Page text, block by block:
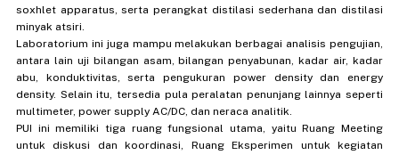
soxhlet apparatus, serta perangkat distilasi sederhana dan distilasi
minyak atsiri.
Laboratorium ini juga mampu melakukan berbagai analisis pengujian,
antara lain uji bilangan asam, bilangan penyabunan, kadar air, kadar
abu, konduktivitas, serta pengukuran power density dan energy
density. Selain itu, tersedia pula peralatan penunjang lainnya seperti
multimeter, power supply AC/DC, dan neraca analitik.
PUI ini memiliki tiga ruang fungsional utama, yaitu Ruang Meeting
untuk diskusi dan koordinasi, Ruang Eksperimen untuk kegiatan